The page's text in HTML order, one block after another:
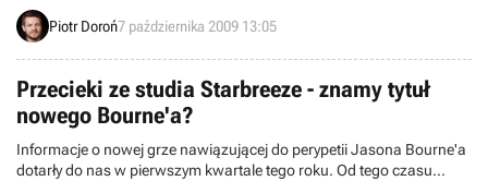
produkcja trafi do sklepów juz w ten piątek – tydzień wcześniej niż
dotąd zapowiadano. Informację potwierdził nam PR manager
Piotr Doroń7 października 2009 13:05
Przecieki ze studia Starbreeze - znamy tytuł
nowego Bourne'a?
Informacje o nowej grze nawiązującej do perypetii Jasona Bourne'a
dotarły do nas w pierwszym kwartale tego roku. Od tego czasu